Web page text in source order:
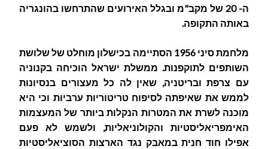
ה- 20 של מקב"מ ובגלל האירועים שהתרחשו בהונגריה
באותה התקופה.
מלחמת סיני 1956 הסתיימה בכישלון מוחלט של שלושת
השותפים לתוקפנות. ממשלת ישראל הוכיחה בקנוניה
עם צרפת ובריטניה, שאין לה כל מעצורים בנסיונות
לממש את שאיפתה לסיפוח טריטוריות ערביות וכי היא
מוכנה לשרת את המטרות הנקלות ביותר של המעצמות
האימפריאליסטיות והקולוניאליות, ולשמש לא פעם
אפילו חוד חנית במאבק נגד הארצות הסוציאליסטיות